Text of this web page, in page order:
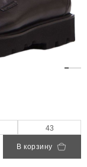
43
В корзину